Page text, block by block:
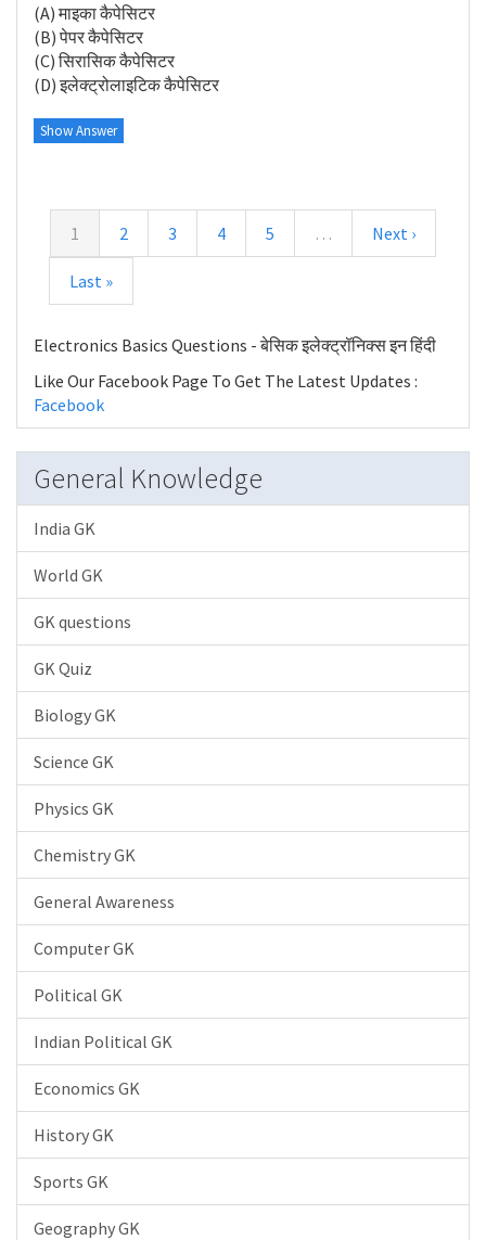
(A) माइका कैपेसिटर
(B) पेपर कैपेसिटर
(C) सिरासिक कैपेसिटर
(D) इलेक्ट्रोलाइटिक कैपेसिटर
Show Answer
1 2 3 4 5 … Next ›
Last »
Electronics Basics Questions - बेसिक इलेक्ट्रॉनिक्स इन हिंदी
Like Our Facebook Page To Get The Latest Updates :
Facebook
General Knowledge
India GK
World GK
GK questions
GK Quiz
Biology GK
Science GK
Physics GK
Chemistry GK
General Awareness
Computer GK
Political GK
Indian Political GK
Economics GK
History GK
Sports GK
Geography GK